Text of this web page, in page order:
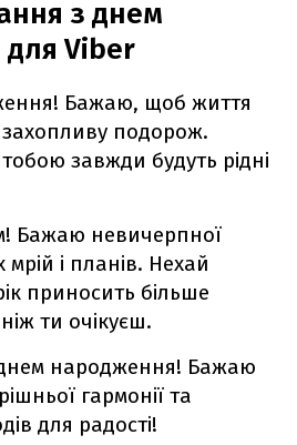
з днем
Viber
Бажаю, щоб життя
подорож.
завжди будуть рідні
Бажаю невичерпної
мрій і планів. Нехай
приносить більше
ти очікуєш.
народження! Бажаю
гармонії та
для радості!